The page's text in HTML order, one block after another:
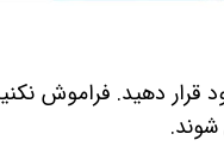
قرار دهید. فراموش
شوند.